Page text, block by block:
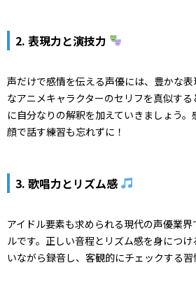
2. 表現力と演技力
声だけで感情を伝える声優には、豊かな
なアニメキャラクターのセリフを真似す
に自分なりの解釈を加えていきましょう
顔で話す練習も忘れずに！
3. 歌唱力とリズム感
アイドル要素も求められる現代の声優業
ルです。正しい音程とリズム感を身につ
いながら録音し、客観的にチェックする習